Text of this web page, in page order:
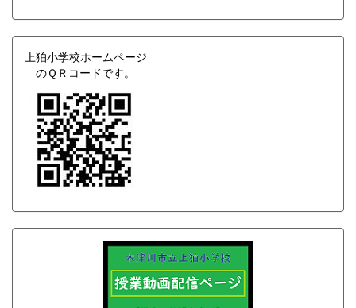
上狛小学校ホームページ
のＱＲコードです。